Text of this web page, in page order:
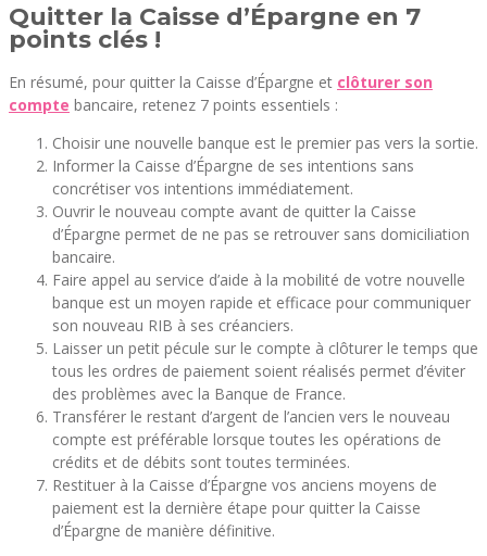
Quitter la Caisse d’Épargne en 7
points clés !
En résumé, pour quitter la Caisse d’Épargne et clôturer son
compte bancaire, retenez 7 points essentiels :
Choisir une nouvelle banque est le premier pas vers la sortie.
Informer la Caisse d’Épargne de ses intentions sans
concrétiser vos intentions immédiatement.
Ouvrir le nouveau compte avant de quitter la Caisse
d’Épargne permet de ne pas se retrouver sans domiciliation
bancaire.
Faire appel au service d’aide à la mobilité de votre nouvelle
banque est un moyen rapide et efficace pour communiquer
son nouveau RIB à ses créanciers.
Laisser un petit pécule sur le compte à clôturer le temps que
tous les ordres de paiement soient réalisés permet d’éviter
des problèmes avec la Banque de France.
Transférer le restant d’argent de l’ancien vers le nouveau
compte est préférable lorsque toutes les opérations de
crédits et de débits sont toutes terminées.
Restituer à la Caisse d’Épargne vos anciens moyens de
paiement est la dernière étape pour quitter la Caisse
d’Épargne de manière définitive.